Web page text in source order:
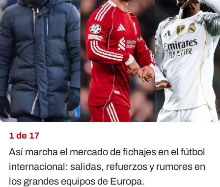
1 de 17
Así marcha el mercado de fichajes en el fútbol
internacional: salidas, refuerzos y rumores en
los grandes equipos de Europa.
X